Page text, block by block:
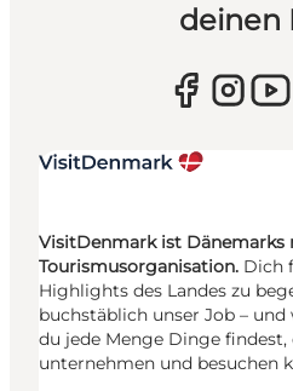
deinen
VisitDenmark ist Dänemarks
Tourismusorganisation. Dich
Highlights des Landes zu
buchstäblich unser Job – und
du jede Menge Dinge findest,
unternehmen und besuchen